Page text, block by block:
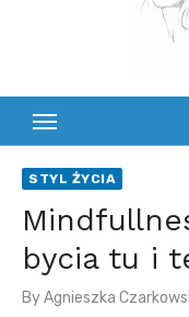
STYL ŻYCIA
bycia tu i
ByAgnieszka